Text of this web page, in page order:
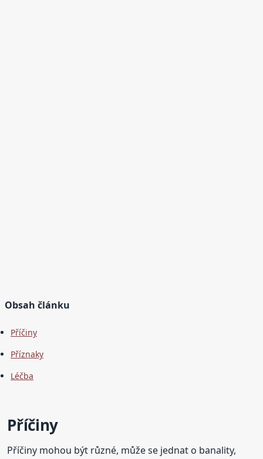
Obsah článku
Příčiny
Příznaky
Léčba
Příčiny
Příčiny mohou být různé, může se jednat o banality,